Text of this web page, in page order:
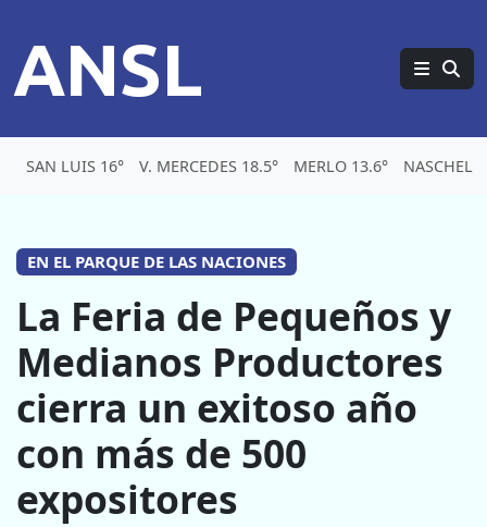
ANSL
SAN LUIS 16° V. MERCEDES 18.5° MERLO 13.6° NASCHEL
EN EL PARQUE DE LAS NACIONES
La Feria de Pequeños y
Medianos Productores
cierra un exitoso año
con más de 500
expositores